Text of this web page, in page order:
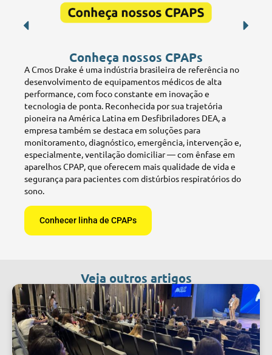
Conheça nossos CPAPs
A Cmos Drake é uma indústria brasileira de referência no
desenvolvimento de equipamentos médicos de alta
performance, com foco constante em inovação e
tecnologia de ponta. Reconhecida por sua trajetória
pioneira na América Latina em Desfibriladores DEA, a
empresa também se destaca em soluções para
monitoramento, diagnóstico, emergência, intervenção e,
especialmente, ventilação domiciliar — com ênfase em
aparelhos CPAP, que oferecem mais qualidade de vida e
segurança para pacientes com distúrbios respiratórios do
sono.
Conhecer linha de CPAPs
Veja outros artigos